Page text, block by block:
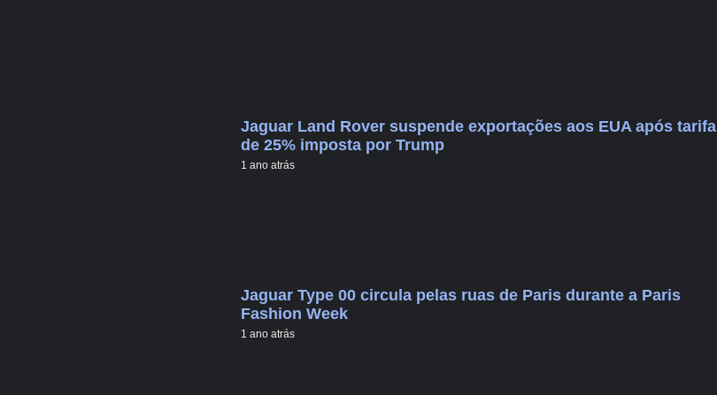
Jaguar Land Rover suspende exportações aos EUA após tarifa
de 25% imposta por Trump
1 ano atrás
Jaguar Type 00 circula pelas ruas de Paris durante a Paris
Fashion Week
1 ano atrás